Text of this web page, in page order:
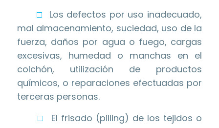
□
Los defectos por uso inadecuado,
mal almacenamiento, suciedad, uso de la
fuerza, daños por agua o fuego, cargas
excesivas, humedad o manchas en el
colchón, utilización de productos
químicos, o reparaciones efectuadas por
terceras personas.
□
El frisado (pilling) de los tejidos o